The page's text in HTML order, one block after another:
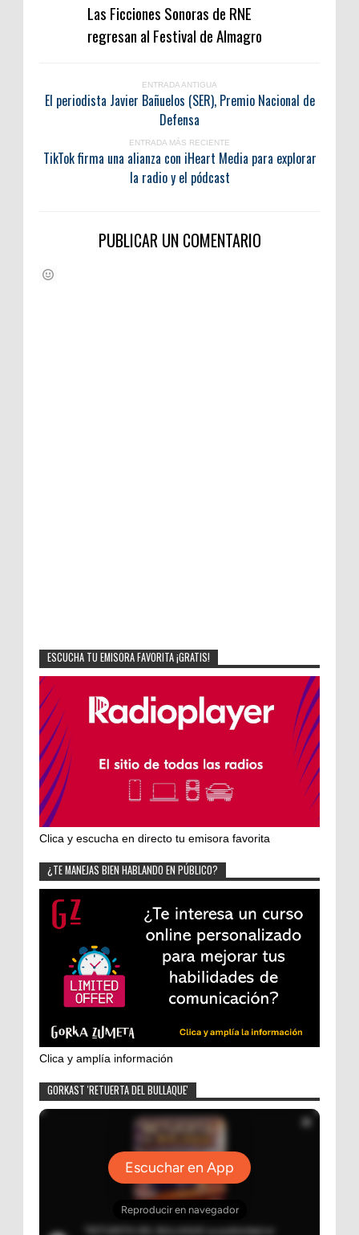
Las Ficciones Sonoras de RNE
regresan al Festival de Almagro
ENTRADA ANTIGUA
El periodista Javier Bañuelos (SER), Premio Nacional de
Defensa
ENTRADA MÁS RECIENTE
TikTok firma una alianza con iHeart Media para explorar
la radio y el pódcast
PUBLICAR UN COMENTARIO
ESCUCHA TU EMISORA FAVORITA ¡GRATIS!
Clica y escucha en directo tu emisora favorita
¿TE MANEJAS BIEN HABLANDO EN PÚBLICO?
Clica y amplía información
GORKAST 'RETUERTA DEL BULLAQUE'